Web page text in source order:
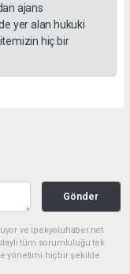
ajans
yer alan hukuki
hiç bir
Gönder
ve ipekyoluhaber.net
tüm sorumluluğu tek
yönetimi hiçbir şekilde